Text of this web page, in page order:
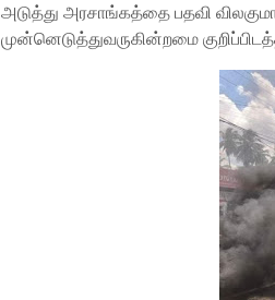
அடுத்து அரசாங்கத்தை பதவி
முன்னெடுத்துவருகின்றமை